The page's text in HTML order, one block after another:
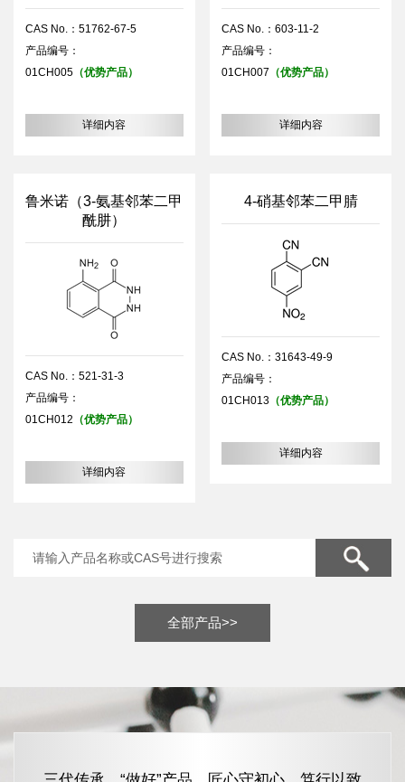
CAS No.：51762-67-5
产品编号：
01CH005（优势产品）
详细内容
CAS No.：603-11-2
产品编号：
01CH007 （优势产品）
详细内容
鲁米诺（3-氨基邻苯二甲
酰肼）
CAS No.：521-31-3
产品编号：
01CH012 （优势产品）
详细内容
4-硝基邻苯二甲腈
CAS No.：31643-49-9
产品编号：
01CH013（优势产品）
详细内容
全部产品>>